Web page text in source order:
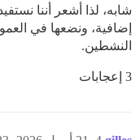
شابه، لذا أشعر أننا
إضافية، ونضعها في
النشطين.
3 إعجابات